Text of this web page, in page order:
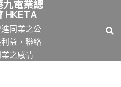
九電業總
HKETA
同業之公
益，聯絡
業之感情